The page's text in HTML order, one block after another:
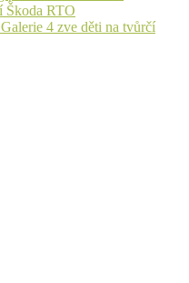
Škoda RTO
4 zve děti na tvůrčí